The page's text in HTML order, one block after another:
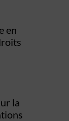
en
la